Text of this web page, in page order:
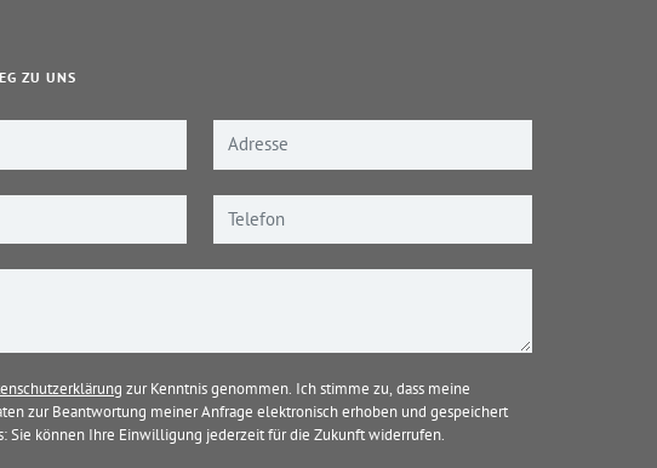
ZU UNS
zur Kenntnis genommen. Ich stimme zu, dass meine
zur Beantwortung meiner Anfrage elektronisch erhoben und gespeichert
Sie können Ihre Einwilligung jederzeit für die Zukunft widerrufen.